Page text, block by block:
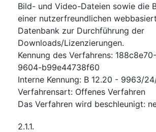
Bild- und Video-Dateien sowie die
einer nutzerfreundlichen
Datenbank zur Durchführung der
Downloads/Lizenzierungen.
Kennung des Verfahrens:
9604-b99e44738f60
Interne Kennung: B 12.20 - 9963/
Verfahrensart: Offenes Verfahren
Das Verfahren wird beschleunigt:
2.1.1.